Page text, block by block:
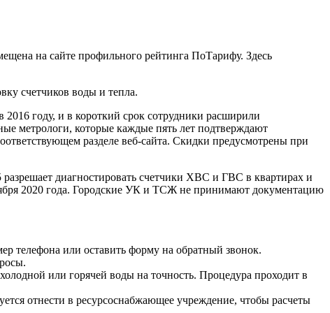
на сайте профильного рейтинга ПоТарифу. Здесь
счетчиков воды и тепла.
году, и в короткий срок сотрудники расширили
метрологи, которые каждые пять лет подтверждают
разделе веб-сайта. Скидки предусмотрены при
диагностировать счетчики ХВС и ГВС в квартирах и
2020 года. Городские УК и ТСЖ не принимают документацию
телефона или оставить форму на обратный звонок.
или горячей воды на точность. Процедура проходит в
отнести в ресурсоснабжающее учреждение, чтобы расчеты